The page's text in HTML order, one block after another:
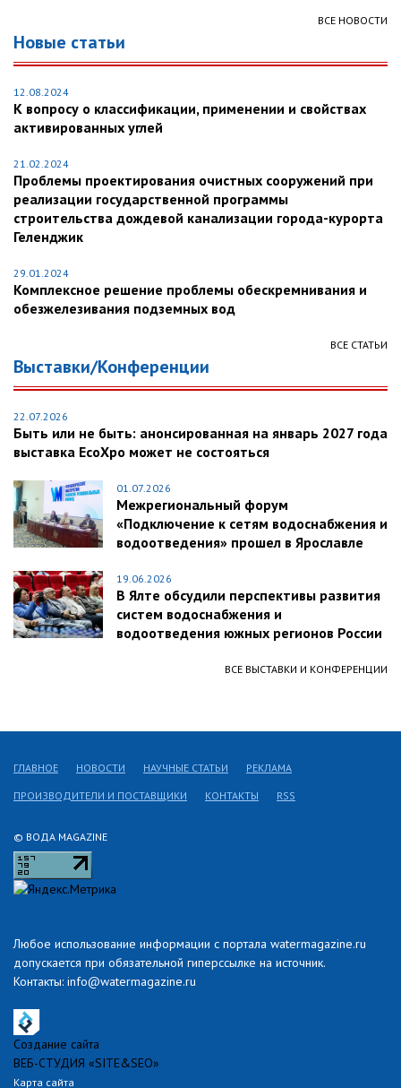
ВСЕ НОВОСТИ
Новые статьи
12.08.2024
К вопросу о классификации, применении и свойствах
активированных углей
21.02.2024
Проблемы проектирования очистных сооружений при
реализации государственной программы
строительства дождевой канализации города-курорта
Геленджик
29.01.2024
Комплексное решение проблемы обескремнивания и
обезжелезивания подземных вод
ВСЕ СТАТЬИ
Выставки/Конференции
22.07.2026
Быть или не быть: анонсированная на январь 2027 года
выставка EcoXpo может не состояться
01.07.2026
Межрегиональный форум
«Подключение к сетям водоснабжения и
водоотведения» прошел в Ярославле
19.06.2026
В Ялте обсудили перспективы развития
систем водоснабжения и
водоотведения южных регионов России
ВСЕ ВЫСТАВКИ И КОНФЕРЕНЦИИ
© ВОДА MAGAZINE
Любое использование информации с портала watermagazine.ru
допускается при обязательной гиперссылке на источник.
Контакты: info@watermagazine.ru
ГЛАВНОЕ НОВОСТИ НАУЧНЫЕ СТАТЬИ РЕКЛАМА
ПРОИЗВОДИТЕЛИ И ПОСТАВЩИКИ КОНТАКТЫ RSS
Создание сайта
ВЕБ-СТУДИЯ «SITE&SEO»
Карта сайта